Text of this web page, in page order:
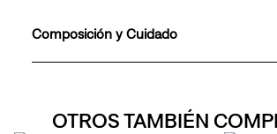
Composición y Cuidado
OTROS TAMBIÉN